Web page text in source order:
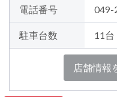
電話番号 049-
駐車台数 11台
店舗情報